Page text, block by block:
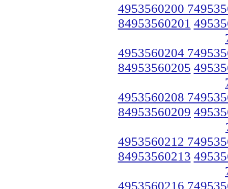
4953560200
84953560201
4953560204
84953560205
4953560208
84953560209
4953560212
84953560213
4953560216